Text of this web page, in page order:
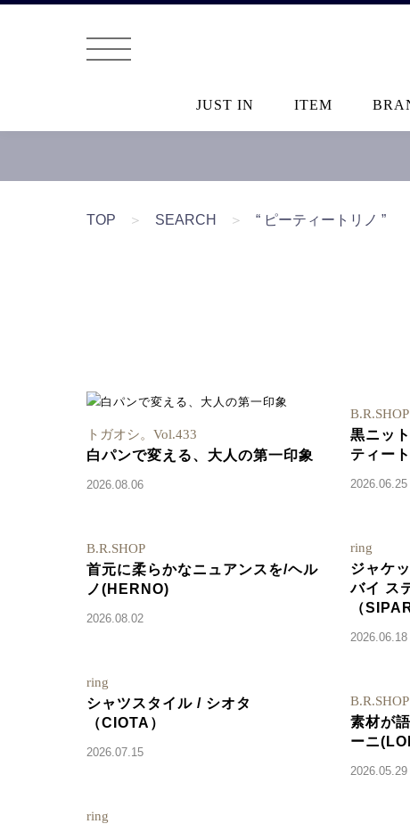
JUST IN ITEM
TOP ＞ SEARCH ＞ “ ピーティートリノ ”
トガオシ。Vol.433
白パンで変える、大人の第一印象
2026.08.06
B.R.SHOP
首元に柔らかなニュアンスを/ヘル
ノ(HERNO)
2026.08.02
ring
シャツスタイル / シオタ
（CIOTA）
2026.07.15
ring
B.R.SHOP
黒ニッ
ティー
2026.06.25
ring
ジャケ
バイ ス
（
2026.06.18
B.R.SHOP
素材が
ーニ
2026.05.29